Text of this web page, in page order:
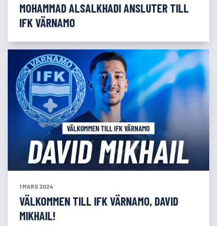
MOHAMMAD ALSALKHADI ANSLUTER TILL
IFK VÄRNAMO
1 MARS 2024
VÄLKOMMEN TILL IFK VÄRNAMO, DAVID
MIKHAIL!